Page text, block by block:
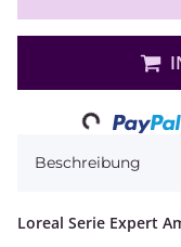
Loading...
Beschreibung
Loreal Serie Expert